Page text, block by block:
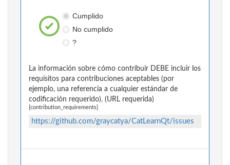
Cumplido
No cumplido
?
La información sobre cómo contribuir DEBE incluir los
requisitos para contribuciones aceptables (por
ejemplo, una referencia a cualquier estándar de
codificación requerido). (URL requerida)
[contribution_requirements]
https://github.com/graycatya/CatLearnQt/issues